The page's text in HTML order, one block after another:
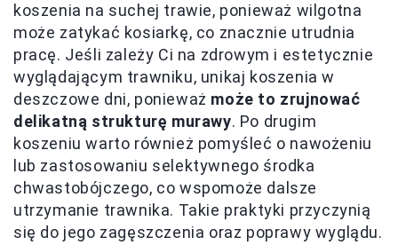
koszenia na suchej trawie, ponieważ wilgotna
może zatykać kosiarkę, co znacznie utrudnia
pracę. Jeśli zależy Ci na zdrowym i estetycznie
wyglądającym trawniku, unikaj koszenia w
deszczowe dni, ponieważ może to zrujnować
delikatną strukturę murawy. Po drugim
koszeniu warto również pomyśleć o nawożeniu
lub zastosowaniu selektywnego środka
chwastobójczego, co wspomoże dalsze
utrzymanie trawnika. Takie praktyki przyczynią
się do jego zagęszczenia oraz poprawy wyglądu.